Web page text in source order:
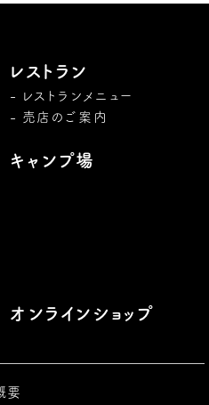
レストラン
レストランメニュー
売店のご案内
キャンプ場
オンラインショップ
要